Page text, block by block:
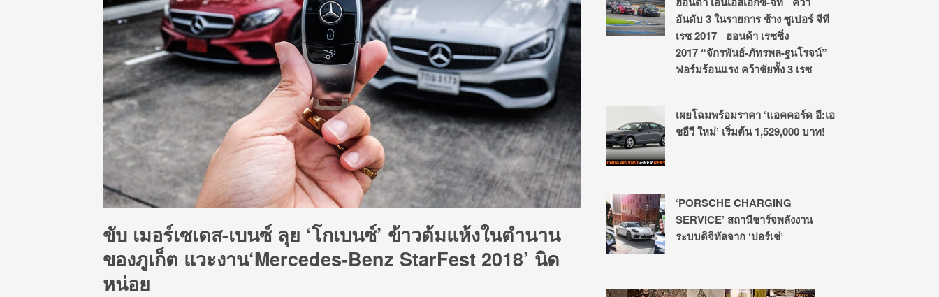
ขับ เมอร์เซเดส-เบนซ์ ลุย ‘โกเบนซ์’ ข้าวต้มแห้งในตำนาน
ของภูเก็ต แวะงาน‘Mercedes-Benz StarFest 2018’ นิด
หน่อย
อันดับ 3 ในรายการ ช้าง ซูเปอร์ จีที
เรซ 2017 ฮอนด้า เรซซิ่ง
2017 “จักรพันธ์-ภัทรพล-ฐนโรจน์”
ฟอร์มร้อนแรง คว้าชัยทั้ง 3 เรซ
เผยโฉมพร้อมราคา ‘แอคคอร์ด อี:เอ
ชอีวี ใหม่’ เริ่มต้น 1,529,000 บาท!
‘PORSCHE CHARGING
SERVICE’ สถานีชาร์จพลังงาน
ระบบดิจิทัลจาก ‘ปอร์เช่’